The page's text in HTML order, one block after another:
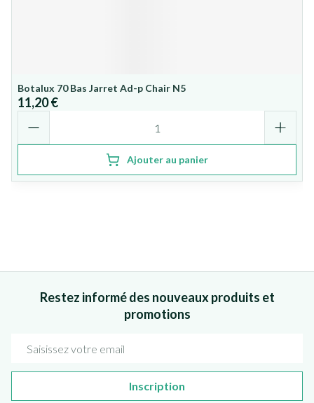
Botalux 70 Bas Jarret Ad-p Chair N5
11,20 €
Ajouter au panier
Restez informé des nouveaux produits et
promotions
Inscription